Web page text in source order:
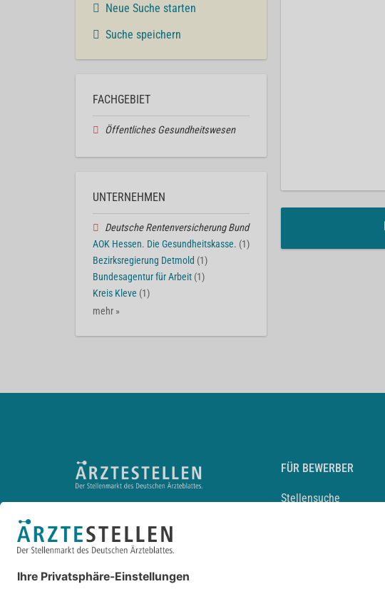
Neue Suche starten
Suche speichern
FACHGEBIET
Öffentliches Gesundheitswesen
UNTERNEHMEN
Deutsche Rentenversicherung Bund
AOK Hessen. Die Gesundheitskasse. (1)
Bezirksregierung Detmold (1)
Bundesagentur für Arbeit (1)
Kreis Kleve (1)
mehr »
FÜR BEWERBER
Stellensuche